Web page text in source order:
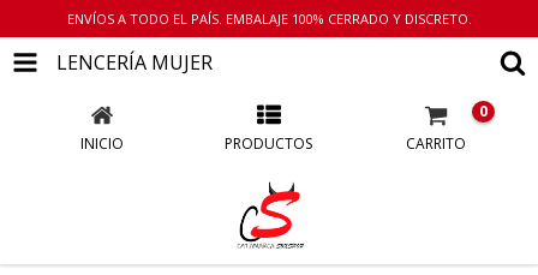
ENVÍOS A TODO EL PAÍS. EMBALAJE 100% CERRADO Y DISCRETO.
LENCERÍA MUJER
INICIO PRODUCTOS CARRITO
0